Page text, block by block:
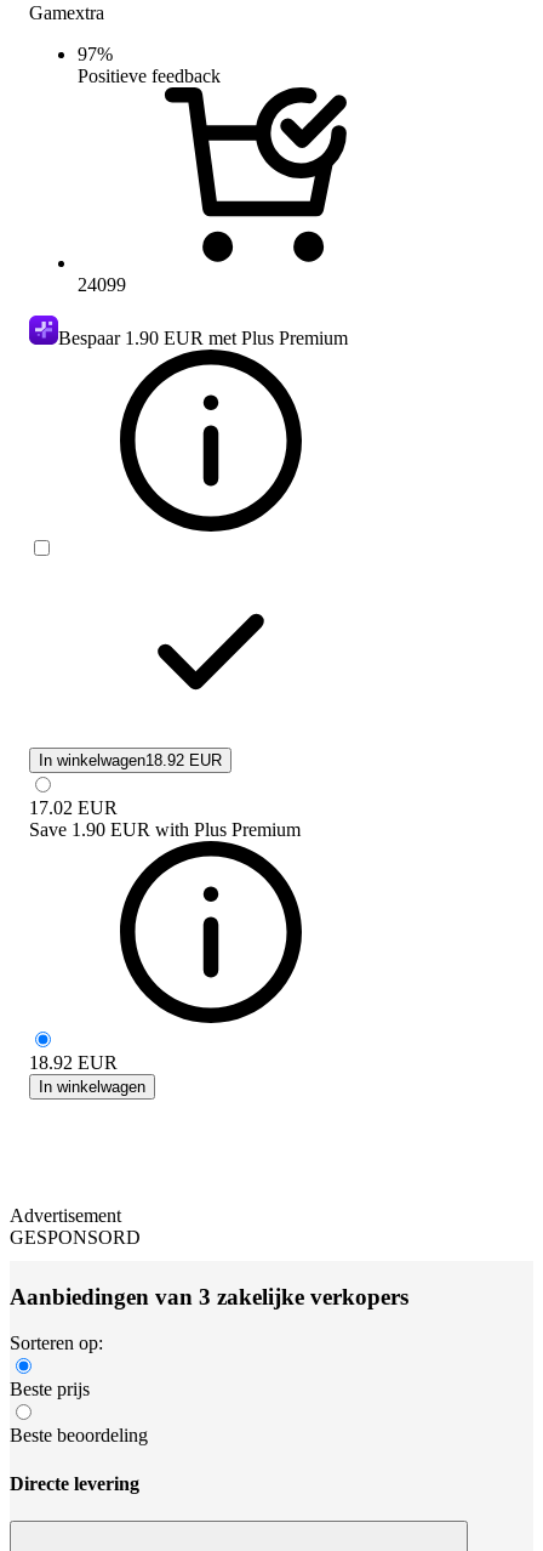
Gamextra
97%
Positieve feedback
24099
Bespaar 1.90 EUR met Plus Premium
In winkelwagen18.92 EUR
17.02 EUR
Save 1.90 EUR with Plus Premium
18.92 EUR
In winkelwagen
Advertisement
GESPONSORD
Aanbiedingen van 3 zakelijke verkopers
Sorteren op:
Beste prijs
Beste beoordeling
Directe levering